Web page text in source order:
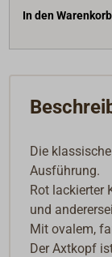
In den Warenkorb
Die
Ausführung.
Rot lackierter
und
Mit ovalem,
Der Axtkopf